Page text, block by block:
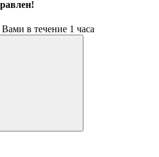
в течение 1 часа